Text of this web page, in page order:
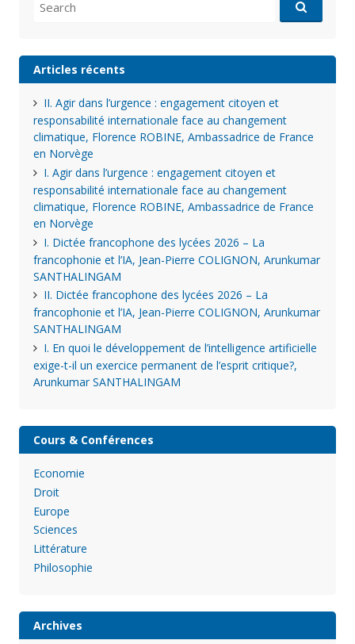
for:
Articles récents
II. Agir dans l’urgence : engagement citoyen et
responsabilité internationale face au changement
climatique, Florence ROBINE, Ambassadrice de France
en Norvège
I. Agir dans l’urgence : engagement citoyen et
responsabilité internationale face au changement
climatique, Florence ROBINE, Ambassadrice de France
en Norvège
I. Dictée francophone des lycées 2026 – La
francophonie et l’IA, Jean-Pierre COLIGNON, Arunkumar
SANTHALINGAM
II. Dictée francophone des lycées 2026 – La
francophonie et l’IA, Jean-Pierre COLIGNON, Arunkumar
SANTHALINGAM
I. En quoi le développement de l’intelligence artificielle
exige-t-il un exercice permanent de l’esprit critique?,
Arunkumar SANTHALINGAM
Cours & Conférences
Economie
Droit
Europe
Sciences
Littérature
Philosophie
Archives